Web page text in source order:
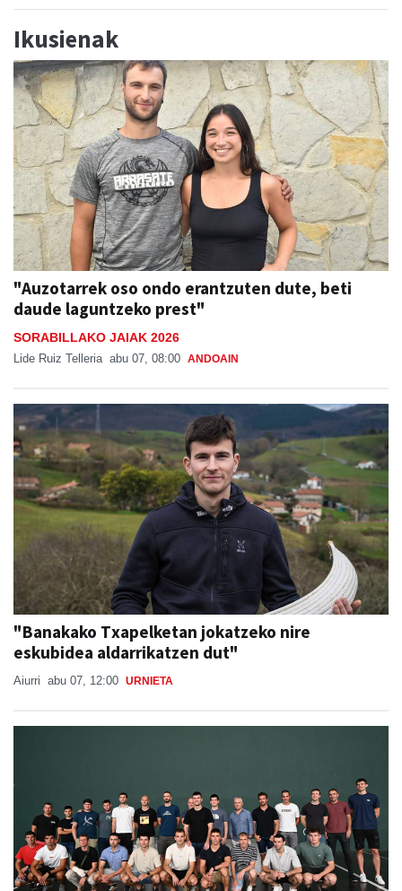
"Auzotarrek oso ondo erantzuten dute, beti
daude laguntzeko prest"
SORABILLAKO JAIAK 2026
Lide Ruiz Telleria abu 07, 08:00
"Banakako Txapelketan jokatzeko nire
eskubidea aldarrikatzen dut"
Aiurri abu 07, 12:00 URNIETA